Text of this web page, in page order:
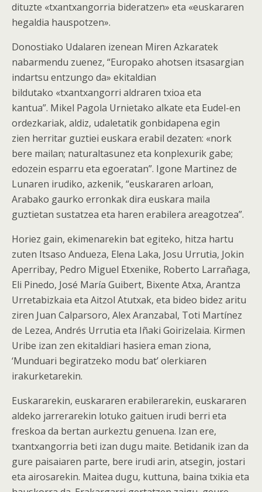
dituzte «txantxangorria bideratzen» eta «euskararen
hegaldia hauspotzen».
Donostiako Udalaren izenean Miren Azkaratek
nabarmendu zuenez, “Europako ahotsen itsasargian
indartsu entzungo da» ekitaldian
bildutako «txantxangorri aldraren txioa eta
kantua”. Mikel Pagola Urnietako alkate eta Eudel-en
ordezkariak, aldiz, udaletatik gonbidapena egin
zien herritar guztiei euskara erabil dezaten: «nork
bere mailan; naturaltasunez eta konplexurik gabe;
edozein esparru eta egoeratan”. Igone Martinez de
Lunaren irudiko, azkenik, “euskararen arloan,
Arabako gaurko erronkak dira euskara maila
guztietan sustatzea eta haren erabilera areagotzea”.
Horiez gain, ekimenarekin bat egiteko, hitza hartu
zuten Itsaso Andueza, Elena Laka, Josu Urrutia, Jokin
Aperribay, Pedro Miguel Etxenike, Roberto Larrañaga,
Eli Pinedo, José María Guibert, Bixente Atxa, Arantza
Urretabizkaia eta Aitzol Atutxak, eta bideo bidez aritu
ziren Juan Calparsoro, Alex Aranzabal, Toti Martínez
de Lezea, Andrés Urrutia eta Iñaki Goirizelaia. Kirmen
Uribe izan zen ekitaldiari hasiera eman ziona,
‘Munduari begiratzeko modu bat’ olerkiaren
irakurketarekin.
Euskararekin, euskararen erabilerarekin, euskararen
aldeko jarrerarekin lotuko gaituen irudi berri eta
freskoa da bertan aurkeztu genuena. Izan ere,
txantxangorria beti izan dugu maite. Betidanik izan da
gure paisaiaren parte, bere irudi arin, atsegin, jostari
eta airosarekin. Maitea dugu, kuttuna, baina txikia eta